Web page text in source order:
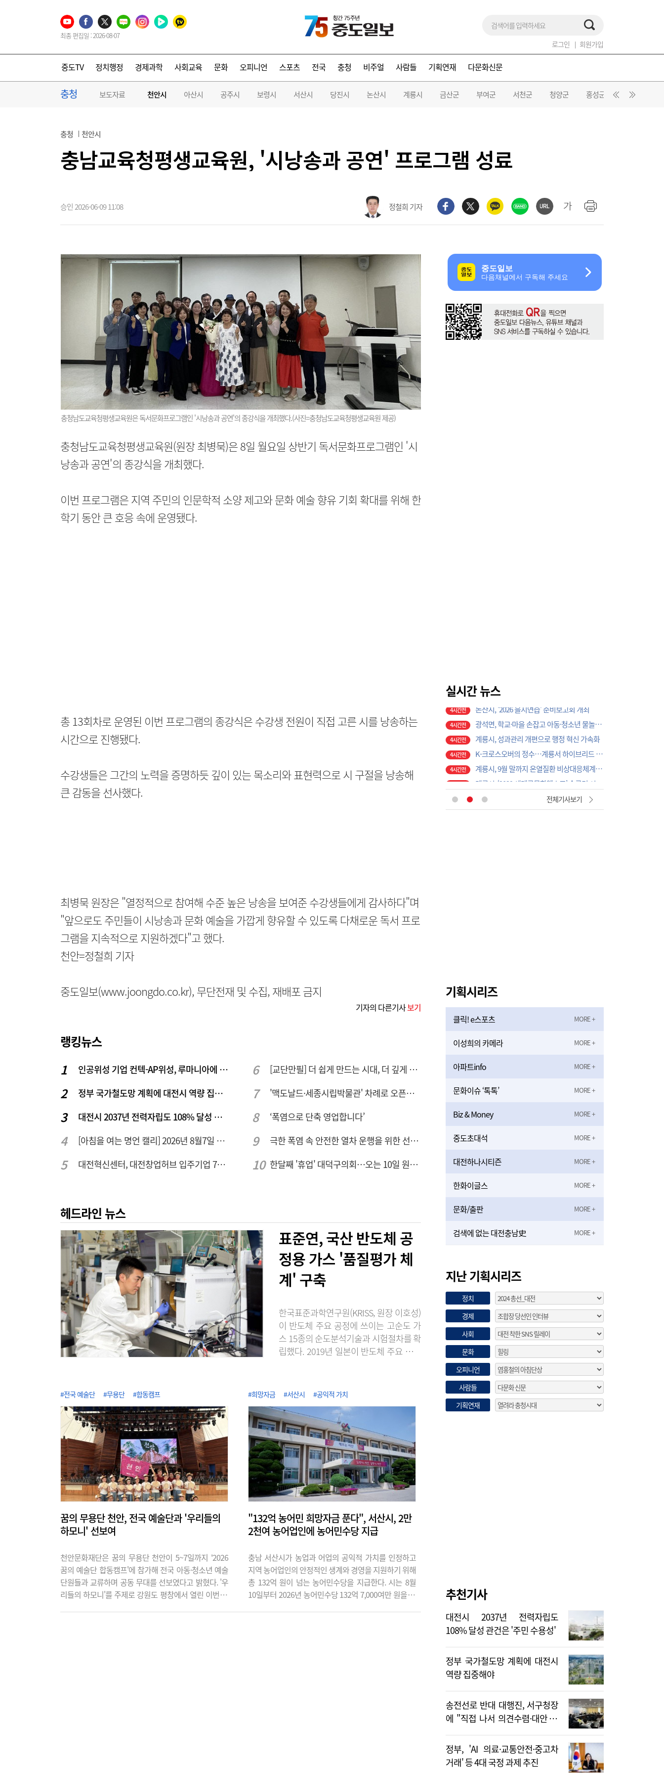
최종 편집일 : 2026-08-07
로그인 회원가입
중도TV 정치행정 경제과학 사회교육 문화 오피니언 스포츠 전국 충청 비주얼 사람들 기획연재 다문화신문
충청 보도자료 천안시 아산시 공주시 보령시 서산시 당진시 논산시 계룡시 금산군 부여군 서천군 청양군 홍성군 예산군
충청 천안시
충남교육청평생교육원, '시낭송과 공연' 프로그램 성료
승인 2026-06-09 11:08 정철희 기자
충청남도교육청평생교육원은 독서문화프로그램인 '시낭송과 공연'의 종강식을 개최했다.(사진=충청남도교육청평생교육원 제공)
충청남도교육청평생교육원(원장 최병묵)은 8일 월요일 상반기 독서문화프로그램인 '시
낭송과 공연'의 종강식을 개최했다.
이번 프로그램은 지역 주민의 인문학적 소양 제고와 문화 예술 향유 기회 확대를 위해 한
학기 동안 큰 호응 속에 운영됐다.
총 13회차로 운영된 이번 프로그램의 종강식은 수강생 전원이 직접 고른 시를 낭송하는
시간으로 진행됐다.
수강생들은 그간의 노력을 증명하듯 깊이 있는 목소리와 표현력으로 시 구절을 낭송해
큰 감동을 선사했다.
최병묵 원장은 "열정적으로 참여해 수준 높은 낭송을 보여준 수강생들에게 감사하다"며
"앞으로도 주민들이 시낭송과 문화 예술을 가깝게 향유할 수 있도록 다채로운 독서 프로
그램을 지속적으로 지원하겠다"고 했다.
천안=정철희 기자
중도일보(www.joongdo.co.kr), 무단전재 및 수집, 재배포 금지
기자의 다른기사보기
랭킹뉴스
인공위성 기업 컨텍-AP위성, 루마니아에 지상국 시스템 전수
정부 국가철도망 계획에 대전시 역량 집중해야
대전시 2037년 전력자립도 108% 달성 관건은 '주민 수용성'
[아침을 여는 명언 캘리] 2026년 8월7일 금요일
대전혁신센터, 대전창업허브 입주기업 7개사 모집
[교단만필] 더 쉽게 만드는 시대, 더 깊게 배우는 교육
'맥도날드·세종시립박물관' 차례로 오픈… 고운동 정주여건 좋아진다
‘폭염으로 단축 영업합니다’
극한 폭염 속 안전한 열차 운행을 위한 선로관리
한달째 '휴업' 대덕구의회…오는 10일 원구성 다시 돌입
헤드라인 뉴스
표준연, 국산 반도체 공
정용 가스 '품질평가 체
계' 구축
한국표준과학연구원(KRISS, 원장 이호성)
이 반도체 주요 공정에 쓰이는 고순도 가
스 15종의 순도분석기술과 시험절차를 확
립했다. 2019년 일본이 반도체 주요 소재
서 반도체 소재의 국산화와 공급망 다변화
수소 품질평가 서비스를 시작한 이래, 단
계적으로 대상을 늘려 최근 식각·세정·증
착용 고순도 가스 15종에 대한 순도분석
기반을 구축했다고 7일 밝혔다. 이로써 가
스별 표준 시험절차를 마련해 15종 전 품
목에..
#전국 예술단 #무용단 #합동캠프
꿈의 무용단 천안, 전국 예술단과 '우리들의
하모니' 선보여
천안문화재단은 꿈의 무용단 천안이 5~7일까지 '2026
꿈의 예술단 합동캠프'에 참가해 전국 아동·청소년 예술
단원들과 교류하며 공동 무대를 선보였다고 밝혔다. '우
리들의 하모니'를 주제로 강원도 평창에서 열린 이번 캠
#희망자금 #서산시 #공익적 가치
"132억 농어민 희망자금 푼다", 서산시, 2만
2천여 농어업인에 농어민수당 지급
충남 서산시가 농업과 어업의 공익적 가치를 인정하고
지역 농어업인의 안정적인 생계와 경영을 지원하기 위해
총 132억 원이 넘는 농어민수당을 지급한다. 시는 8월
10일부터 2026년 농어민수당 132억 7,000여만 원을 지
실시간 뉴스
4시간전
4시간전
5시간전 “2027 논산세계딸기엑스포 성공 개최”… 지역 단체·기업 응원 열기 ‘후끈’
5시간전 태안군, 2026 을지연습 준비 '이상 무'
5시간전
5시간전
54분전 [현장에서 만난 사람]세계 최대 반도체 공정 장비 제조 기업 ASML 한종호 매니저
전체기사보기
기획시리즈
클릭! e스포츠
이성희의 카메라
아파트info
문화이슈 ‘톡톡’
Biz & Money
중도초대석
대전하나시티즌
한화이글스
문화/출판
검색에 없는 대전충남史
지난 기획시리즈
정치
경제
사회
문화
오피니언
사람들
기획연재
추천기사
대전시 2037년 전력자립도
108% 달성 관건은 '주민 수용성'
정부 국가철도망 계획에 대전시
역량 집중해야
송전선로 반대 대행진, 서구청장
에 "직접 나서 의견수렴·대안 제
시해야"
정부, 'AI 의료·교통안전·중고차
거래' 등 4대 국정 과제 추진